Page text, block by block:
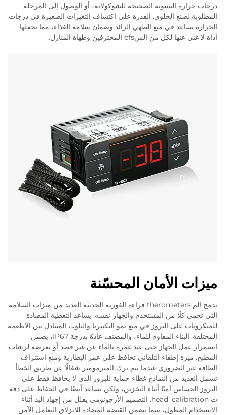
درجات حرارة التسوية الصحيحة للشوكولاتة، أو الوصول إلى المرحلة
المطلوبة لصنع الحلوى. القدرة على اكتشاف التغيرات الصغيرة في درجات
الحرارة تساعد في منع الطهي الزائد وضمان سلامة الغذاء، مما يجعلها
أداة لا غنى عنها لكل من الشefs المحترفين وطهاة المنازل.
ميزات الأمان المحسّنة
تدمج الم therometers قراءة الفورية الحديثة العديد من ميزات السلامة
التي تحمي كلًا من المستخدم والجهاز نفسه. يساعد التغطية المضادة
للميكروبات على البروز في منع نمو البكتيريا والتلوث المتبادل بين الأطعمة
المختلفة. البناء المقاوم للماء، والمصنف عادةً بدرجة IP67، يضمن
استمرار عمل الجهاز حتى عند غمره بالماء عن غير قصد أو تعرضه لرشات
المطبخ. ميزة إطفاء التلقائي تحافظ على عمر البطارية ومنع استنزاف
الطاقة غير الضروري عندما يتم ترك المترمومتر شغالًا عن طريق الخطأ.
تشمل العديد من النماذج غطاء حماية للبروز الذي لا يحافظ فقط على
البروز الحساس آمنًا أثناء التخزين، ولكن يساعد أيضًا في الحفاظ على دقة
ت head_calibration. التصميم الأرجونومي يقلل من إجهاد اليد أثناء
الاستخدام المطول، بينما يضمن القبضة المضادة للانزلاق التعامل الآمن